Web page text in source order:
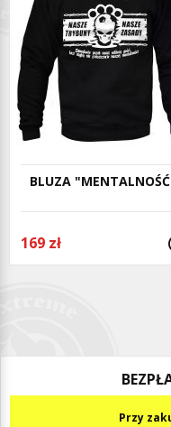
BLUZA
169 zł
Przy